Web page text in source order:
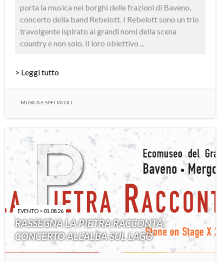
porta la musica nei borghi delle frazioni di Baveno,
concerto della band Rebelott. I Rebelott sono un trio
travolgente ispirato ai grandi nomi della scena
country e non solo. Il loro obiettivo ...
> Leggi tutto
MUSICA E SPETTACOLI
EVENTO > 01.08.26
RASSEGNA LA PIETRA RACCONTA:
CONCERTO ALL’ALBA SUL LAGO